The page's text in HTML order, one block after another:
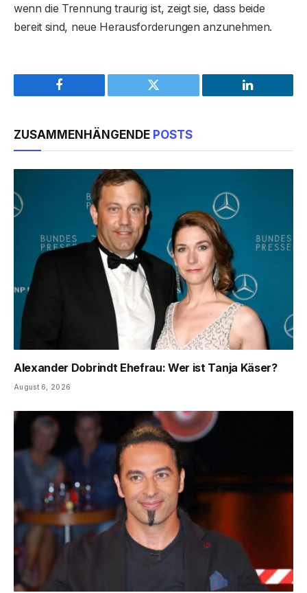
wenn die Trennung traurig ist, zeigt sie, dass beide
bereit sind, neue Herausforderungen anzunehmen.
Facebook Twitter LinkedIn
ZUSAMMENHÄNGENDE POSTS
Alexander Dobrindt Ehefrau: Wer ist Tanja Käser?
August 6, 2026